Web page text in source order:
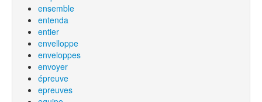
ensemble
entenda
entier
envelloppe
enveloppes
envoyer
épreuve
epreuves